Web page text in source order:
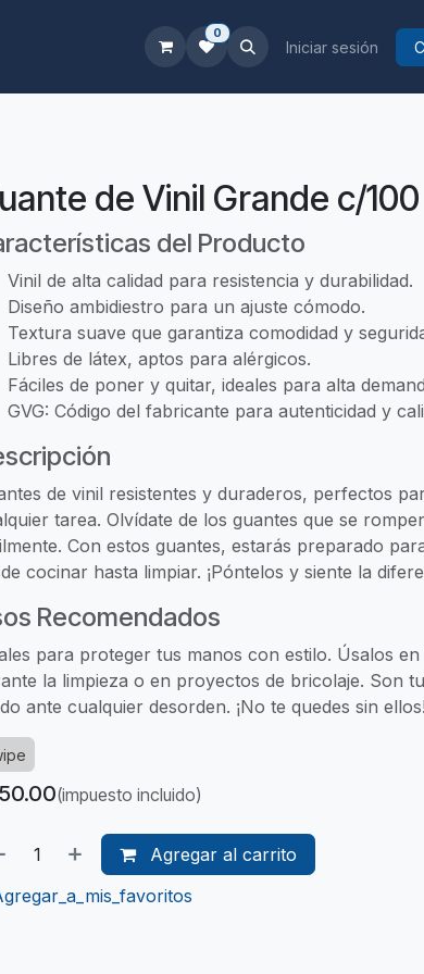
0
Iniciar sesión
de Vinil Grande c/100
del Producto
Vinil de alta calidad para resistencia y durabilidad.
Diseño ambidiestro para un ajuste cómodo.
Textura suave que garantiza comodidad y
Libres de látex, aptos para alérgicos.
Fáciles de poner y quitar, ideales para alta
GVG: Código del fabricante para autenticidad y
de vinil resistentes y duraderos, perfectos
tarea. Olvídate de los guantes que se
Con estos guantes, estarás preparado
cocinar hasta limpiar. ¡Póntelos y siente la
Recomendados
para proteger tus manos con estilo. Úsalos
la limpieza o en proyectos de bricolaje. Son
ante cualquier desorden. ¡No te quedes sin ellos!
(impuesto incluido)
Agregar al carrito